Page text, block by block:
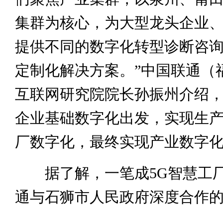
集群为核心，为大型龙头企业
提供不同的数字化转型诊断咨
定制化解决方案。”中国联通（
互联网研究院院长孙振州介绍
企业基础数字化出发，实现生
厂数字化，最终实现产业数字
据了解，一笔成5G智慧工
通与石狮市人民政府深度合作